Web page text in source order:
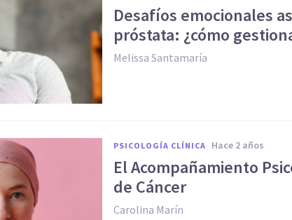
Desafíos emocionales
próstata: ¿cómo
Melissa Santamaría
PSICOLOGÍA CLÍNICA hace 2 años
El Acompañamiento
de Cáncer
Carolina Marín